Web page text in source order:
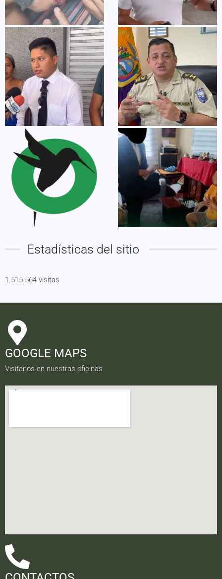
Estadísticas del sitio
1.515.564 visitas
GOOGLE MAPS
Visítanos en nuestras oficinas